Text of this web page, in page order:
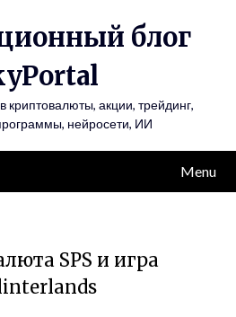
блог
криптовалюты, акции, трейдинг,
нейросети, ИИ
Menu
SPS и игра